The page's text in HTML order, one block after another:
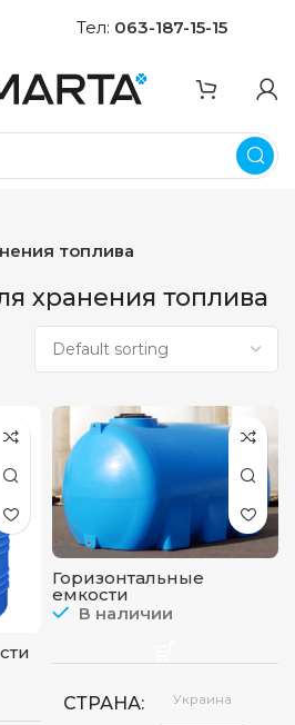
Тел: 063-187-15-15
топлива
хранения топлива
Горизонтальные
емкости
В наличии
СТРАНА Украина